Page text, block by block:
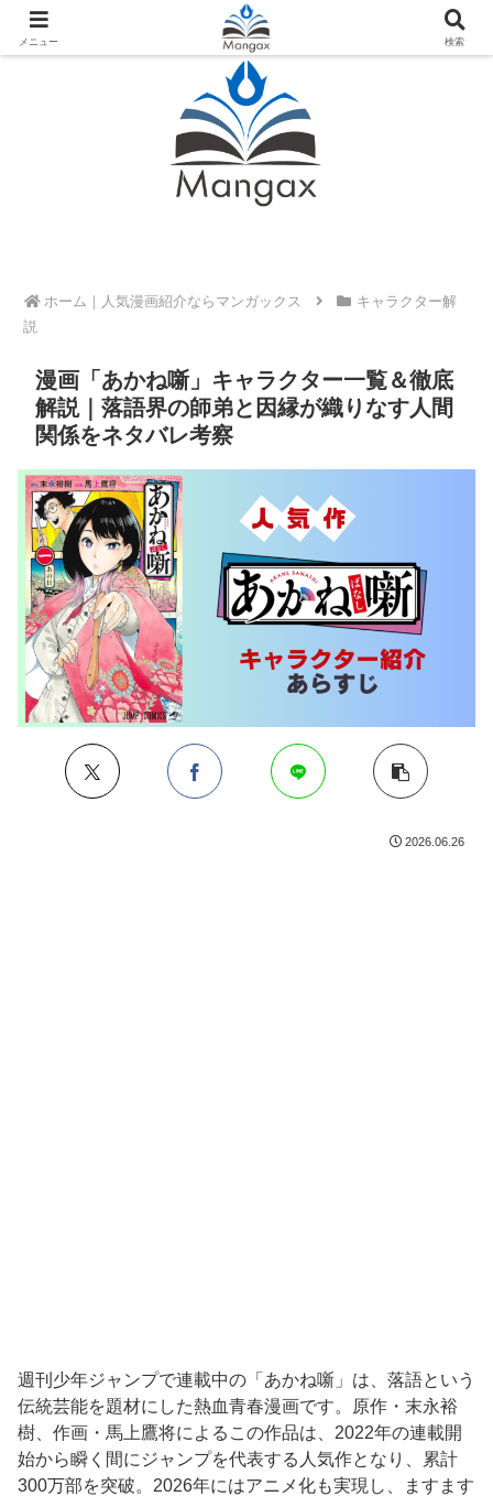
人気おすすめ漫画紹介ならMangax（マンガックス）
ホーム
キャラクター解
説
漫画「あかね噺」キャラクター一覧＆徹底
解説｜落語界の師弟と因縁が織りなす人間
関係をネタバレ考察
2026.06.26
週刊少年ジャンプで連載中の「あかね噺」は、落語という
伝統芸能を題材にした熱血青春漫画です。原作・末永裕
樹、作画・馬上鷹将によるこの作品は、2022年の連載開
始から瞬く間にジャンプを代表する人気作となり、累計
300万部を突破。2026年にはアニメ化も実現し、ますます
メニュー 検索